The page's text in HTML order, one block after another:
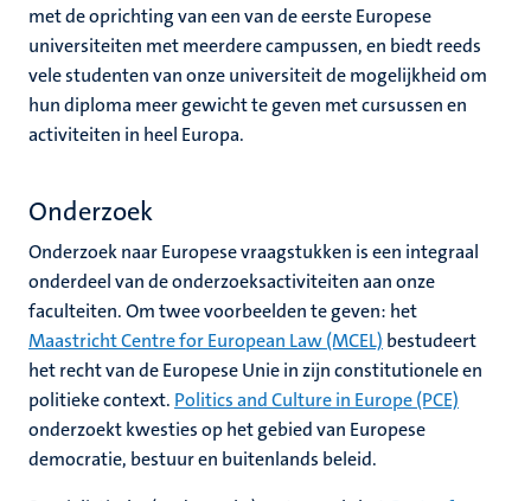
met de oprichting van een van de eerste Europese
universiteiten met meerdere campussen, en biedt reeds
vele studenten van onze universiteit de mogelijkheid om
hun diploma meer gewicht te geven met cursussen en
activiteiten in heel Europa.
Onderzoek
Onderzoek naar Europese vraagstukken is een integraal
onderdeel van de onderzoeksactiviteiten aan onze
faculteiten. Om twee voorbeelden te geven: het
Maastricht Centre for European Law (MCEL) bestudeert
het recht van de Europese Unie in zijn constitutionele en
politieke context. Politics and Culture in Europe (PCE)
onderzoekt kwesties op het gebied van Europese
democratie, bestuur en buitenlands beleid.